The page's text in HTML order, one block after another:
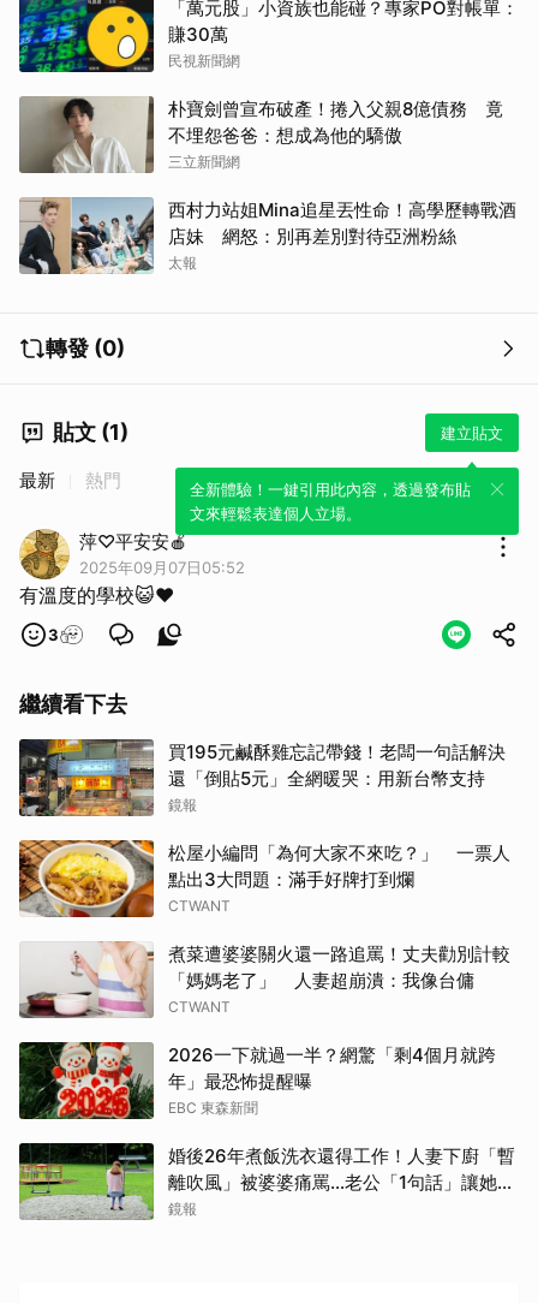
「萬元股」小資族也能碰？專家PO對帳單：
賺30萬
民視新聞網
朴寶劍曾宣布破產！捲入父親8億債務 竟
不埋怨爸爸：想成為他的驕傲
三立新聞網
西村力站姐Mina追星丟性命！高學歷轉戰酒
店妹 網怒：別再差別對待亞洲粉絲
太報
轉發 (0)
貼文 (1) 建立貼文
全新體驗！一鍵引用此內容，透過發布貼
文來輕鬆表達個人立場。
最新 熱門
萍♡平安安🍎
2025年09月07日05:52
有溫度的學校😺❤️
3
繼續看下去
買195元鹹酥雞忘記帶錢！老闆一句話解決
還「倒貼5元」全網暖哭：用新台幣支持
鏡報
松屋小編問「為何大家不來吃？」 一票人
點出3大問題：滿手好牌打到爛
CTWANT
煮菜遭婆婆關火還一路追罵！丈夫勸別計較
「媽媽老了」 人妻超崩潰：我像台傭
CTWANT
2026一下就過一半？網驚「剩4個月就跨
年」最恐怖提醒曝
EBC 東森新聞
婚後26年煮飯洗衣還得工作！人妻下廚「暫
離吹風」被婆婆痛罵…老公「1句話」讓她心
寒
鏡報